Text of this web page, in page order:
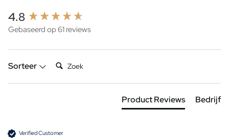
4.8
Gebaseerd op 61 reviews
Sorteer Zoek:
Product Reviews Bedrijf
Verified Customer
New content loaded